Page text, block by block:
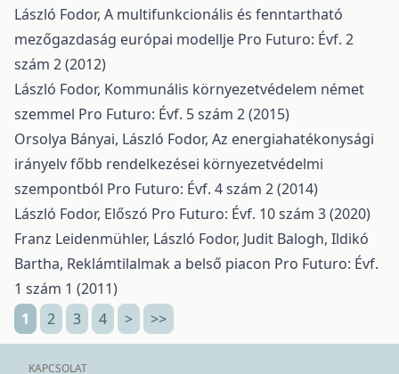
László Fodor, A multifunkcionális és fenntartható
mezőgazdaság európai modellje Pro Futuro: Évf. 2
szám 2 (2012)
László Fodor, Kommunális környezetvédelem német
szemmel Pro Futuro: Évf. 5 szám 2 (2015)
Orsolya Bányai, László Fodor, Az energiahatékonysági
irányelv főbb rendelkezései környezetvédelmi
szempontból Pro Futuro: Évf. 4 szám 2 (2014)
László Fodor, Előszó Pro Futuro: Évf. 10 szám 3 (2020)
Franz Leidenmühler, László Fodor, Judit Balogh, Ildikó
Bartha, Reklámtilalmak a belső piacon Pro Futuro: Évf.
1 szám 1 (2011)
1
2 3 4 > >>
KAPCSOLAT